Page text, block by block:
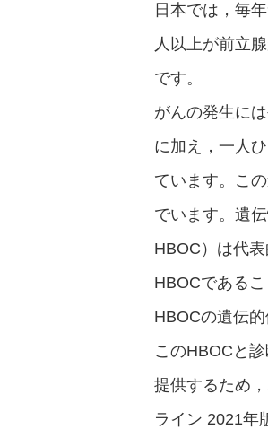
日本では，毎
人以上が前立
です。
がんの発生に
に加え，一人
ています。こ
でいます。遺
HBOC）は代
HBOCである
HBOCの遺伝
このHBOCと
提供するため
ライン 2021年